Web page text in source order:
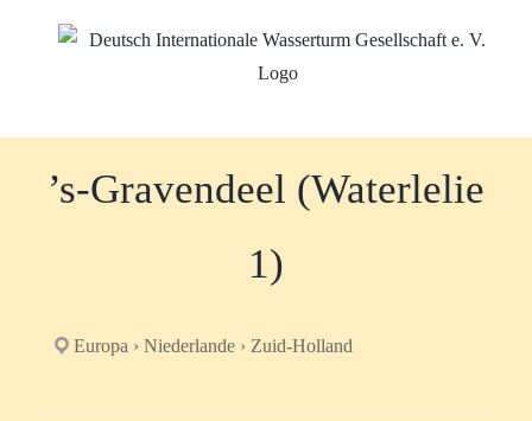
’s-Gravendeel (Waterlelie
1)
Europa › Niederlande › Zuid-Holland